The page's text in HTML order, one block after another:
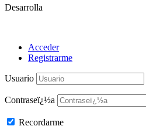
Desarrolla
Acceder
Registrarme
Usuario
Contraseï¿½a
Recordarme